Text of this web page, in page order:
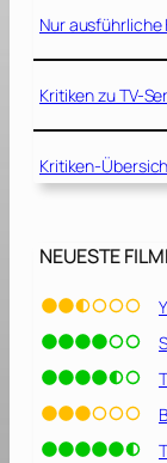
2
[
2
1
]
Nur ausführliche
Kritiken zu TV-
Kritiken-
NEUESTE